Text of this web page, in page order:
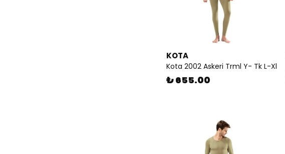
KOTA
Kota 2002 Askeri Trml Y- Tk L-Xl
₺ 655.00